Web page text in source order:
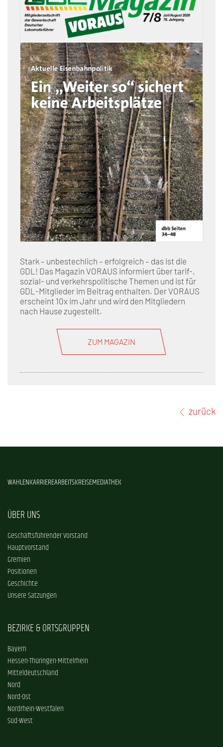
Stark – unbestechlich – erfolgreich – das ist die
GDL! Das Magazin VORAUS informiert über tarif-,
sozial- und verkehrspolitische Themen und ist für
GDL-Mitglieder im Beitrag enthalten. Der VORAUS
erscheint 10x im Jahr und wird den Mitgliedern
nach Hause zugestellt.
ZUM MAGAZIN
zurück
WAHLENKARRIEREARBEITSKREISEMEDIATHEK
ÜBER UNS
Geschäftsführender Vorstand
Hauptvorstand
Gremien
Positionen
Geschichte
Unsere Satzungen
BEZIRKE & ORTSGRUPPEN
Bayern
Hessen-Thüringen-Mittelrhein
Mitteldeutschland
Nord
Nord-Ost
Nordrhein-Westfalen
Süd-West